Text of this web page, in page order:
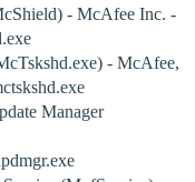
- McAfee Inc. -
- McAfee,
Manager